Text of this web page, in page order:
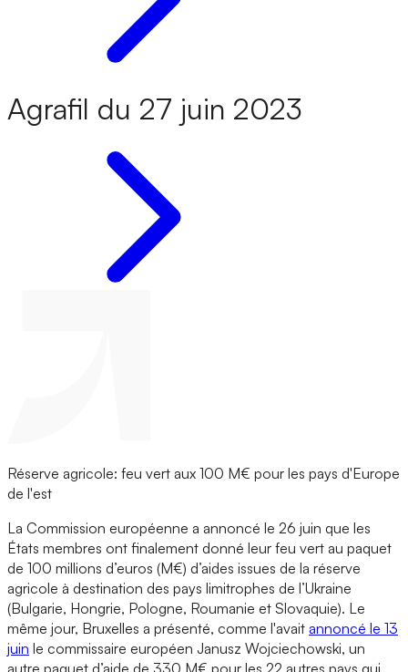
Agrafil du 27 juin 2023
Réserve agricole: feu vert aux 100 M€ pour les pays d'Europe
de l'est
La Commission européenne a annoncé le 26 juin que les
États membres ont finalement donné leur feu vert au paquet
de 100 millions d’euros (M€) d’aides issues de la réserve
agricole à destination des pays limitrophes de l’Ukraine
(Bulgarie, Hongrie, Pologne, Roumanie et Slovaquie). Le
même jour, Bruxelles a présenté, comme l'avait annoncé le 13
juin le commissaire européen Janusz Wojciechowski, un
autre paquet d’aide de 330 M€ pour les 22 autres pays qui